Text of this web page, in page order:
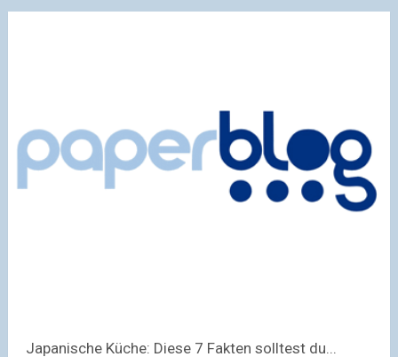
Japanische Küche: Diese 7 Fakten solltest du...